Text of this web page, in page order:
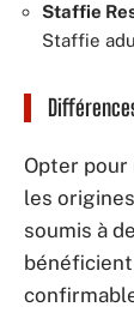
Staffie
Staffie
Opter
les
soumis à
bénéficient